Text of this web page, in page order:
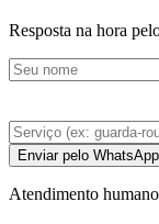
Resposta na hora
Enviar pelo WhatsApp
Atendimento